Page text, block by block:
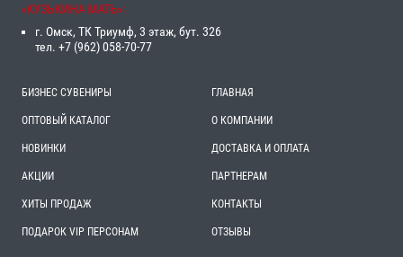
«‎КУЗЬКИНА МАТЬ»‎:
г. Омск, ТК Триумф, 3 этаж, бут. 326
тел. +7 (962) 058-70-77
БИЗНЕС СУВЕНИРЫ
ОПТОВЫЙ КАТАЛОГ
НОВИНКИ
АКЦИИ
ХИТЫ ПРОДАЖ
ПОДАРОК VIP ПЕРСОНАМ
ГЛАВНАЯ
О КОМПАНИИ
ДОСТАВКА И ОПЛАТА
ПАРТНЕРАМ
КОНТАКТЫ
ОТЗЫВЫ